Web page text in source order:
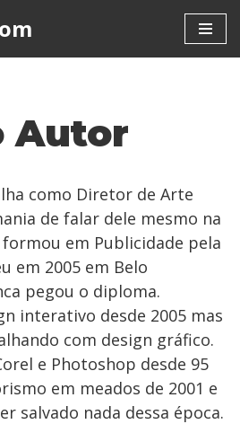
Autor
como Diretor de Arte
de falar dele mesmo na
em Publicidade pela
em 2005 em Belo
pegou o diploma.
interativo desde 2005 mas
com design gráfico.
e Photoshop desde 95
em meados de 2001 e
salvado nada dessa época.